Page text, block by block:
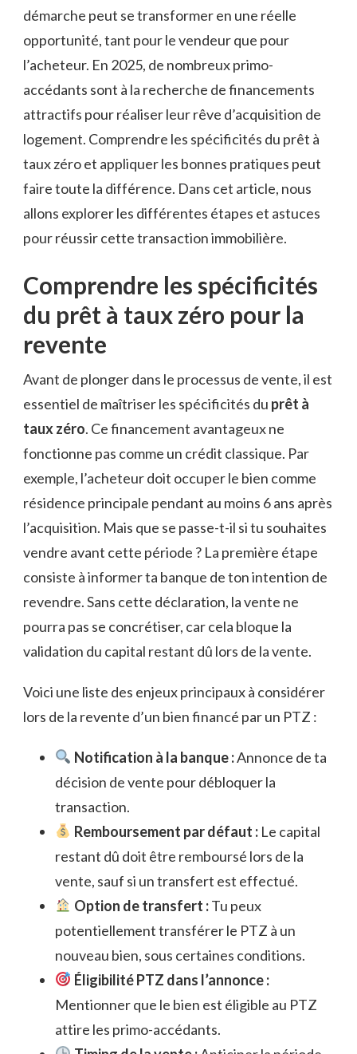
démarche peut se transformer en une réelle
opportunité, tant pour le vendeur que pour
l’acheteur. En 2025, de nombreux primo-
accédants sont à la recherche de financements
attractifs pour réaliser leur rêve d’acquisition de
logement. Comprendre les spécificités du prêt à
taux zéro et appliquer les bonnes pratiques peut
faire toute la différence. Dans cet article, nous
allons explorer les différentes étapes et astuces
pour réussir cette transaction immobilière.
Comprendre les spécificités
du prêt à taux zéro pour la
revente
Avant de plonger dans le processus de vente, il est
essentiel de maîtriser les spécificités du prêt à
taux zéro. Ce financement avantageux ne
fonctionne pas comme un crédit classique. Par
exemple, l’acheteur doit occuper le bien comme
résidence principale pendant au moins 6 ans après
l’acquisition. Mais que se passe-t-il si tu souhaites
vendre avant cette période ? La première étape
consiste à informer ta banque de ton intention de
revendre. Sans cette déclaration, la vente ne
pourra pas se concrétiser, car cela bloque la
validation du capital restant dû lors de la vente.
Voici une liste des enjeux principaux à considérer
lors de la revente d’un bien financé par un PTZ :
Notification à la banque :Annonce de ta
décision de vente pour débloquer la
transaction.
Remboursement par défaut :Le capital
restant dû doit être remboursé lors de la
vente, sauf si un transfert est effectué.
Option de transfert :Tu peux
potentiellement transférer le PTZ à un
nouveau bien, sous certaines conditions.
Éligibilité PTZ dans l’annonce :
Mentionner que le bien est éligible au PTZ
attire les primo-accédants.